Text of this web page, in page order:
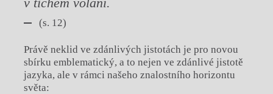
(s. 12)
Právě neklid ve zdánlivých jistotách je pro novou
sbírku emblematický, a to nejen ve zdánlivé jistotě
jazyka, ale v rámci našeho znalostního horizontu
světa: